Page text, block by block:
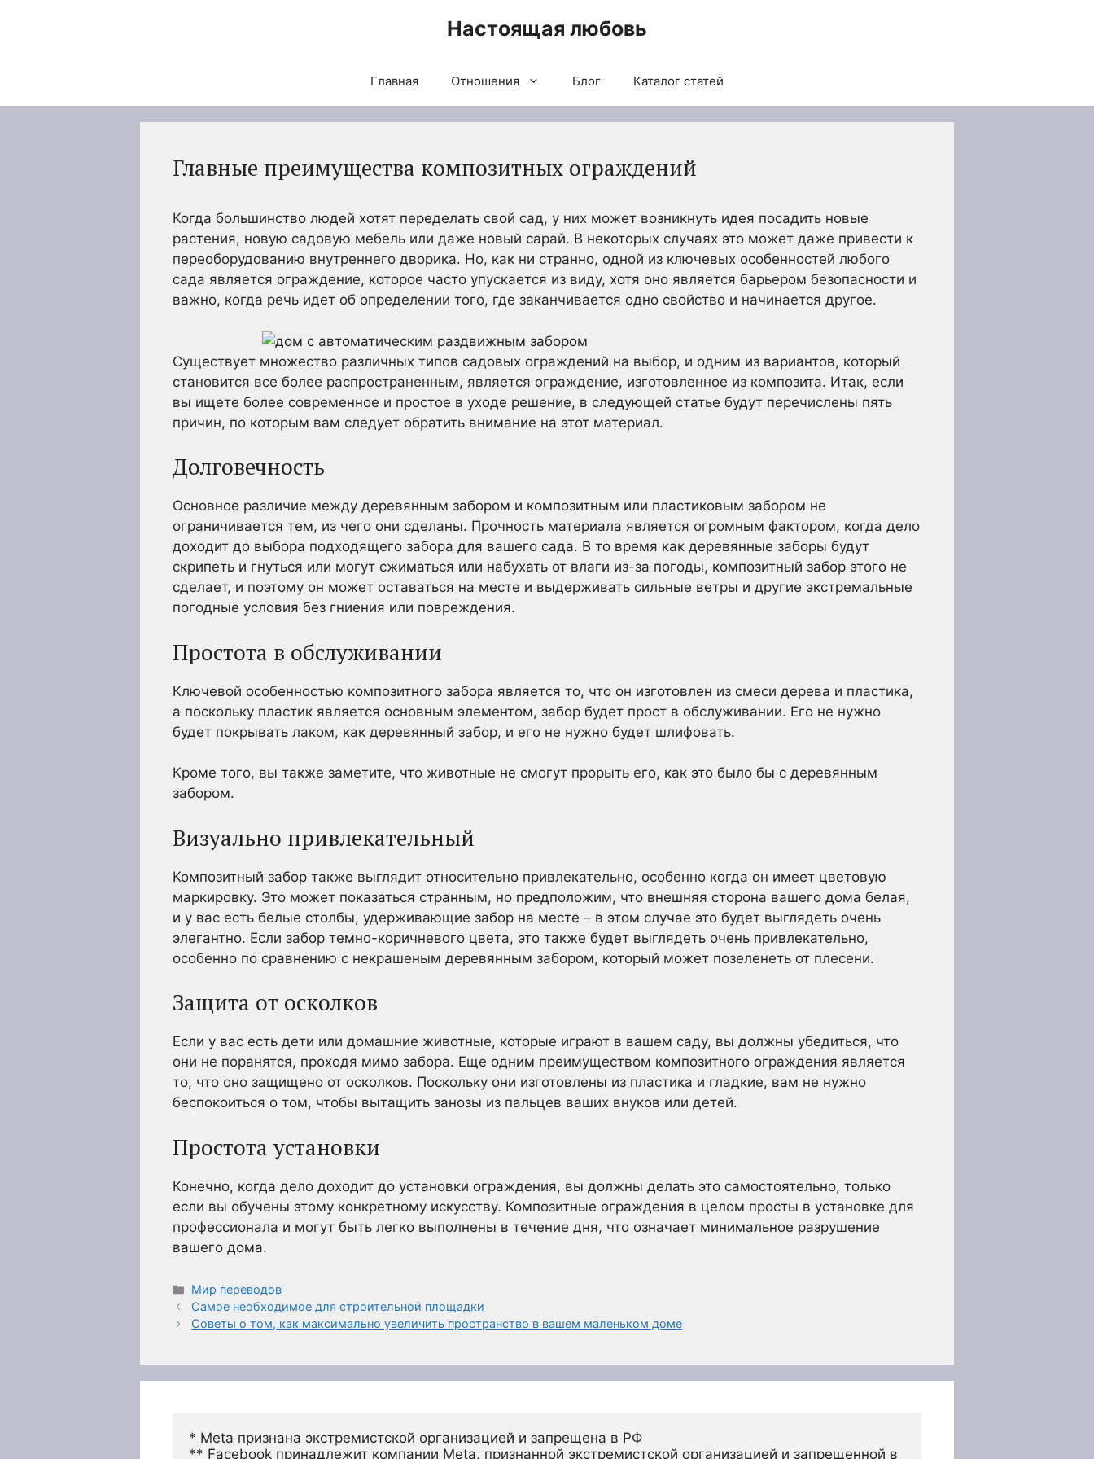
Настоящая любовь
Главная Отношения Блог Каталог статей
Главные преимущества композитных ограждений
Когда большинство людей хотят переделать свой сад, у них может возникнуть идея посадить новые
растения, новую садовую мебель или даже новый сарай. В некоторых случаях это может даже привести к
переоборудованию внутреннего дворика. Но, как ни странно, одной из ключевых особенностей любого
сада является ограждение, которое часто упускается из виду, хотя оно является барьером безопасности и
важно, когда речь идет об определении того, где заканчивается одно свойство и начинается другое.
Существует множество различных типов садовых ограждений на выбор, и одним из вариантов, который
становится все более распространенным, является ограждение, изготовленное из композита. Итак, если
вы ищете более современное и простое в уходе решение, в следующей статье будут перечислены пять
причин, по которым вам следует обратить внимание на этот материал.
Долговечность
Основное различие между деревянным забором и композитным или пластиковым забором не
ограничивается тем, из чего они сделаны. Прочность материала является огромным фактором, когда дело
доходит до выбора подходящего забора для вашего сада. В то время как деревянные заборы будут
скрипеть и гнуться или могут сжиматься или набухать от влаги из-за погоды, композитный забор этого не
сделает, и поэтому он может оставаться на месте и выдерживать сильные ветры и другие экстремальные
погодные условия без гниения или повреждения.
Простота в обслуживании
Ключевой особенностью композитного забора является то, что он изготовлен из смеси дерева и пластика,
а поскольку пластик является основным элементом, забор будет прост в обслуживании. Его не нужно
будет покрывать лаком, как деревянный забор, и его не нужно будет шлифовать.
Кроме того, вы также заметите, что животные не смогут прорыть его, как это было бы с деревянным
забором.
Визуально привлекательный
Композитный забор также выглядит относительно привлекательно, особенно когда он имеет цветовую
маркировку. Это может показаться странным, но предположим, что внешняя сторона вашего дома белая,
и у вас есть белые столбы, удерживающие забор на месте – в этом случае это будет выглядеть очень
элегантно. Если забор темно-коричневого цвета, это также будет выглядеть очень привлекательно,
особенно по сравнению с некрашеным деревянным забором, который может позеленеть от плесени.
Защита от осколков
Если у вас есть дети или домашние животные, которые играют в вашем саду, вы должны убедиться, что
они не поранятся, проходя мимо забора. Еще одним преимуществом композитного ограждения является
то, что оно защищено от осколков. Поскольку они изготовлены из пластика и гладкие, вам не нужно
беспокоиться о том, чтобы вытащить занозы из пальцев ваших внуков или детей.
Простота установки
Конечно, когда дело доходит до установки ограждения, вы должны делать это самостоятельно, только
если вы обучены этому конкретному искусству. Композитные ограждения в целом просты в установке для
профессионала и могут быть легко выполнены в течение дня, что означает минимальное разрушение
вашего дома.
Рубрики
Мир переводов
Самое необходимое для строительной площадки
Советы о том, как максимально увеличить пространство в вашем маленьком доме
* Meta признана экстремистской организацией и запрещена в РФ
** Facebook принадлежит компании Meta, признанной экстремистской организацией и запрещенной в